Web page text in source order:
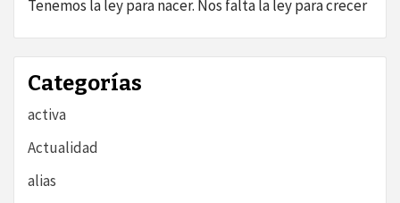
Tenemos la ley para nacer. Nos falta la ley para crecer
Categorías
activa
Actualidad
alias